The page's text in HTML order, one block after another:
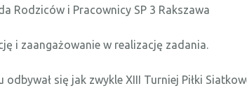
Rodziców i Pracownicy SP 3 Rakszawa
i zaangażowanie w realizację zadania.
się jak zwykle XIII Turniej Piłki